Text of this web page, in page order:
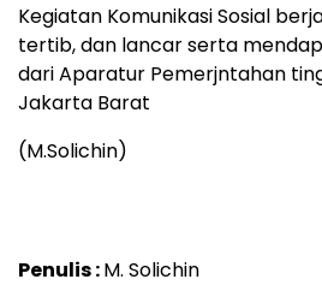
Kegiatan Komunikasi Sosial
tertib, dan lancar serta
dari Aparatur Pemerjntahan
Jakarta Barat
(M.Solichin)
Penulis :M. Solichin